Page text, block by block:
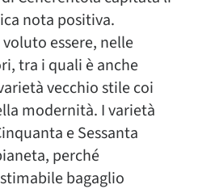
nota positiva.
essere, nelle
tra i quali è anche
vecchio stile coi
modernità. I varietà
e Sessanta
perché
bagaglio